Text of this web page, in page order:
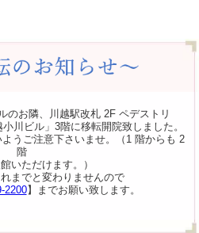
のお隣、川越駅改札 2F ペデストリ
川ビル」3階に移転開院致しました。
うご注意下さいませ。（1 階からも 2
階
いただけます。）
までと変わりませんので
2200】までお願い致します。